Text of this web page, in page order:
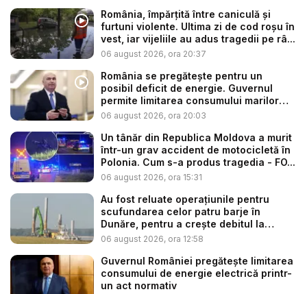
România, împărțită între caniculă și
furtuni violente. Ultima zi de cod roșu în
vest, iar vijeliile au adus tragedii pe râ...
06 august 2026, ora 20:37
România se pregătește pentru un
posibil deficit de energie. Guvernul
permite limitarea consumului marilor
co...
06 august 2026, ora 20:03
Un tânăr din Republica Moldova a murit
într-un grav accident de motocicletă în
Polonia. Cum s-a produs tragedia - FO...
06 august 2026, ora 15:31
Au fost reluate operațiunile pentru
scufundarea celor patru barje în
Dunăre, pentru a crește debitul la
cent...
06 august 2026, ora 12:58
Guvernul României pregătește limitarea
consumului de energie electrică printr-
un act normativ